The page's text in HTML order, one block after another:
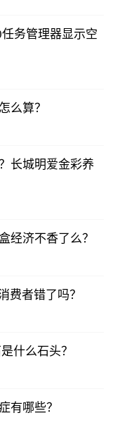
务管理器显示空
么算？
长城明爱金彩养
经济不香了么？
费者错了吗？
什么石头？
有哪些？